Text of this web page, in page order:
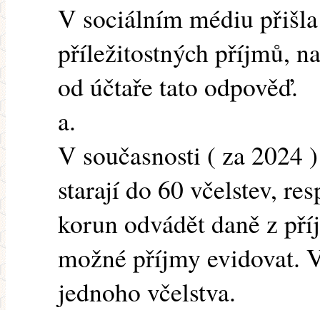
V sociálním médiu
příležitostných příjmů,
od účtaře tato odpověď.
a.
V současnosti ( za 2024
starají do 60 včelstev,
korun odvádět daně z
možné příjmy evidovat.
jednoho včelstva.